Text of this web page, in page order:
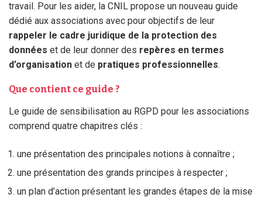
travail. Pour les aider, la CNIL propose un nouveau guide
dédié aux associations avec pour objectifs de leur
rappeler le cadre juridique de la protection des
données et de leur donner des repères en termes
d’organisation et de pratiques professionnelles.
Que contient ce guide ?
Le guide de sensibilisation au RGPD pour les associations
comprend quatre chapitres clés :
une présentation des principales notions à connaître ;
une présentation des grands principes à respecter ;
un plan d’action présentant les grandes étapes de la mise